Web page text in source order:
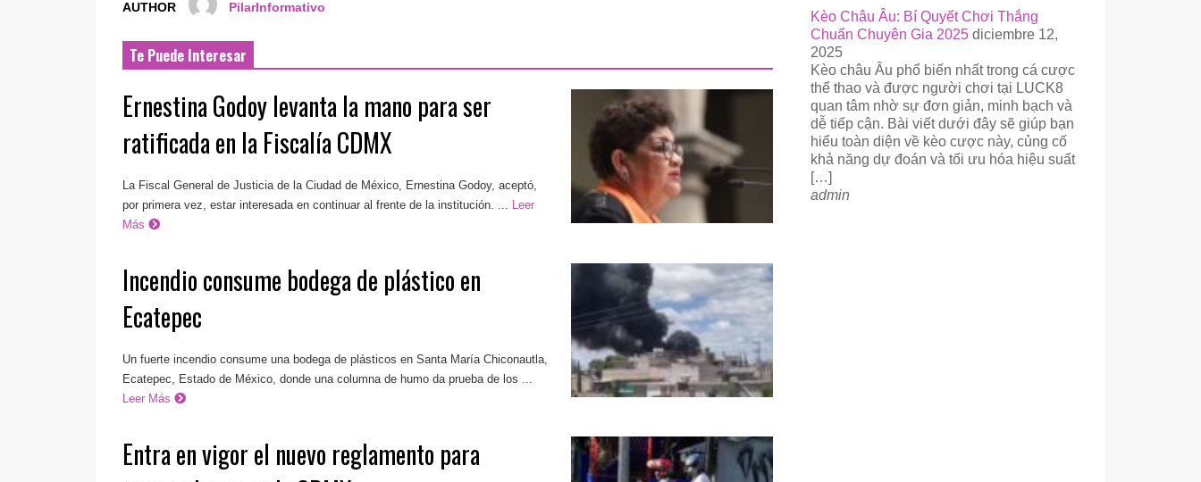
AUTHOR PilarInformativo
Te Puede Interesar
Ernestina Godoy levanta la mano para ser
ratificada en la Fiscalía CDMX
La Fiscal General de Justicia de la Ciudad de México, Ernestina Godoy, aceptó,
por primera vez, estar interesada en continuar al frente de la institución. ...
Leer
Más
Incendio consume bodega de plástico en
Ecatepec
Un fuerte incendio consume una bodega de plásticos en Santa María Chiconautla,
Ecatepec, Estado de México, donde una columna de humo da prueba de los ...
Leer Más
Entra en vigor el nuevo reglamento para
Kèo Châu Âu: Bí Quyết Chơi Thắng
Chuẩn Chuyên Gia 2025 diciembre 12,
2025
Kèo châu Âu phổ biến nhất trong cá cược
thể thao và được người chơi tại LUCK8
quan tâm nhờ sự đơn giản, minh bạch và
dễ tiếp cận. Bài viết dưới đây sẽ giúp bạn
hiểu toàn diện về kèo cược này, củng cố
khả năng dự đoán và tối ưu hóa hiệu suất
[…]
admin